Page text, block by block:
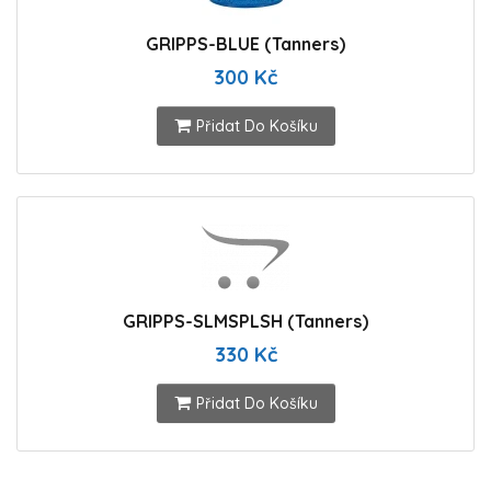
GRIPPS-BLUE (Tanners)
300 Kč
Přidat Do Košíku
GRIPPS-SLMSPLSH (Tanners)
330 Kč
Přidat Do Košíku